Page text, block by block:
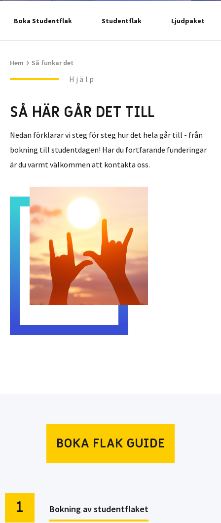
Boka Studentflak Studentflak Ljudpaket
Hem › Så funkar det
Hjälp
SÅ HÄR GÅR DET TILL
Nedan förklarar vi steg för steg hur det hela går till - från
bokning till studentdagen! Har du fortfarande funderingar
är du varmt välkommen att kontakta oss.
BOKA FLAK GUIDE
1 Bokning av studentflaket